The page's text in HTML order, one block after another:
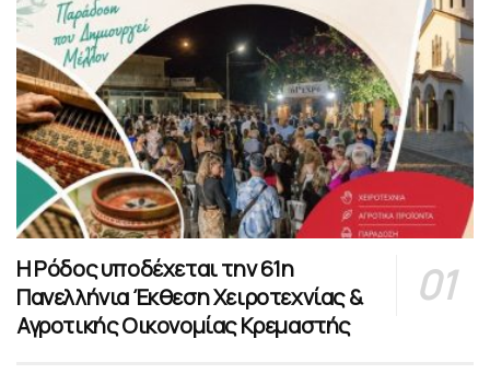
Η Ρόδος υποδέχεται την 61η
Πανελλήνια Έκθεση Χειροτεχνίας &
Αγροτικής Οικονομίας Κρεμαστής